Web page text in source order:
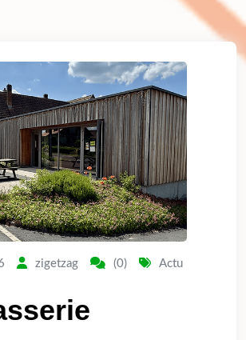
zigetzag (0) Actu